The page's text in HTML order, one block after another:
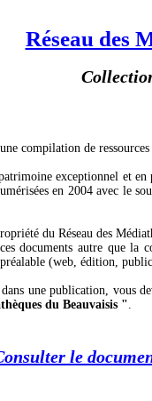
Réseau des
compilation de
exceptionnel et
en 2004 avec le
du Réseau des
documents autre que la
(web, édition,
une publication, vous
du Beauvaisis ".
le